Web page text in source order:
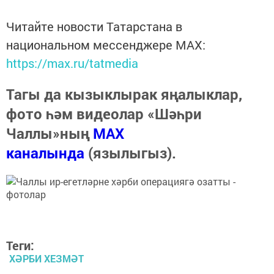
Читайте новости Татарстана в
национальном мессенджере MАХ:
https://max.ru/tatmedia
Тагы да кызыклырак яңалыклар,
фото һәм видеолар «Шәһри
Чаллы»ныңMAX
каналында (язылыгыз).
Теги:
ХӘРБИ ХЕЗМӘТ